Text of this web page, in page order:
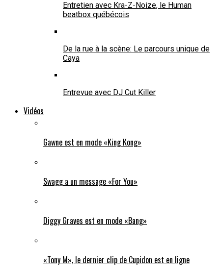
Entretien avec Kra-Z-Noize, le Human
beatbox québécois
De la rue à la scène: Le parcours unique de
Caya
Entrevue avec DJ Cut Killer
Vidéos
Gawne est en mode «King Kong»
Swagg a un message «For You»
Diggy Graves est en mode «Bang»
«Tony M», le dernier clip de Cupidon est en ligne